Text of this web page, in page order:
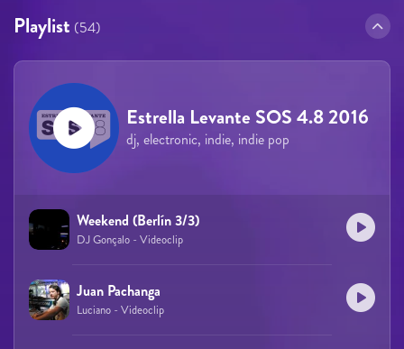
Playlist (54)
Estrella Levante SOS 4.8 2016
dj, electronic, indie, indie pop
Weekend (Berlín 3/3)
DJ Gonçalo - Videoclip
Juan Pachanga
Luciano - Videoclip